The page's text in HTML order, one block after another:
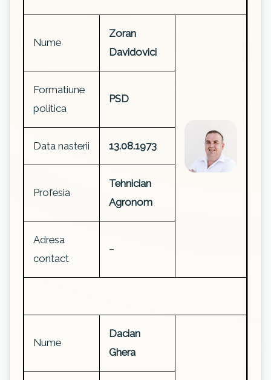
Nume
Zoran
Davidovici
Formatiune
politica
PSD
Data nasterii 13.08.1973
Profesia
Tehnician
Agronom
Adresa
contact
–
Nume
Dacian
Ghera